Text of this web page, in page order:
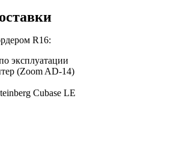
R16:
эксплуатации
(Zoom AD-14)
Cubase LE